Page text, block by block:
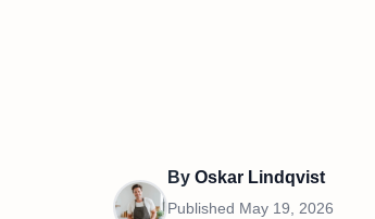
By Oskar Lindqvist
Published May 19, 2026